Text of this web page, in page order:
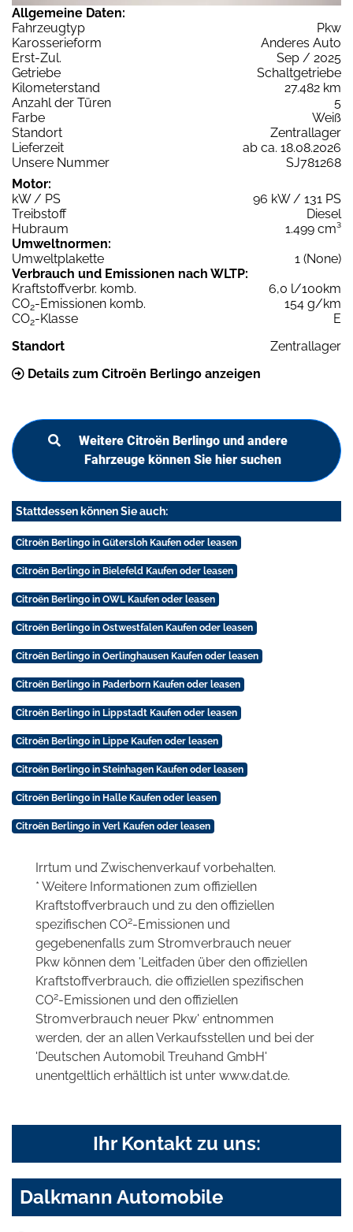
Allgemeine Daten:
Fahrzeugtyp
Pkw
Karosserieform
Anderes Auto
Erst-Zul.
Sep / 2025
Getriebe
Schaltgetriebe
Kilometerstand
27.482 km
Anzahl der Türen
5
Farbe
Weiß
Standort
Zentrallager
Lieferzeit
ab ca. 18.08.2026
Unsere Nummer
SJ781268
Motor:
kW / PS
96 kW / 131 PS
Treibstoff
Diesel
Hubraum
1.499 cm³
Umweltnormen:
Umweltplakette
1 (None)
Verbrauch und Emissionen nach WLTP:
Kraftstoffverbr. komb.
6,0 l/100km
CO2-Emissionen komb.
154 g/km
CO2-Klasse
E
Standort
Zentrallager
Details zum Citroën Berlingo anzeigen
Weitere Citroën Berlingo und andere
Fahrzeuge können Sie hier suchen
Stattdessen können Sie auch:
Citroën Berlingo in Gütersloh Kaufen oder leasen
Citroën Berlingo in Bielefeld Kaufen oder leasen
Citroën Berlingo in OWL Kaufen oder leasen
Citroën Berlingo in Ostwestfalen Kaufen oder leasen
Citroën Berlingo in Oerlinghausen Kaufen oder leasen
Citroën Berlingo in Paderborn Kaufen oder leasen
Citroën Berlingo in Lippstadt Kaufen oder leasen
Citroën Berlingo in Lippe Kaufen oder leasen
Citroën Berlingo in Steinhagen Kaufen oder leasen
Citroën Berlingo in Halle Kaufen oder leasen
Citroën Berlingo in Verl Kaufen oder leasen
Irrtum und Zwischenverkauf vorbehalten.
* Weitere Informationen zum offiziellen
Kraftstoffverbrauch und zu den offiziellen
spezifischen CO2-Emissionen und
gegebenenfalls zum Stromverbrauch neuer
Pkw können dem 'Leitfaden über den offiziellen
Kraftstoffverbrauch, die offiziellen spezifischen
CO2-Emissionen und den offiziellen
Stromverbrauch neuer Pkw' entnommen
werden, der an allen Verkaufsstellen und bei der
'Deutschen Automobil Treuhand GmbH'
unentgeltlich erhältlich ist unter www.dat.de.
Ihr Kontakt zu uns:
Dalkmann Automobile